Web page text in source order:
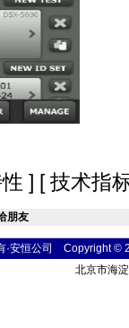
] [技术指
朋友
·安恒公司 Copyright
北京市海